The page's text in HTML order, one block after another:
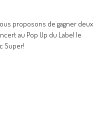
proposons de gagner deux
au Pop Up du Label le
Super!